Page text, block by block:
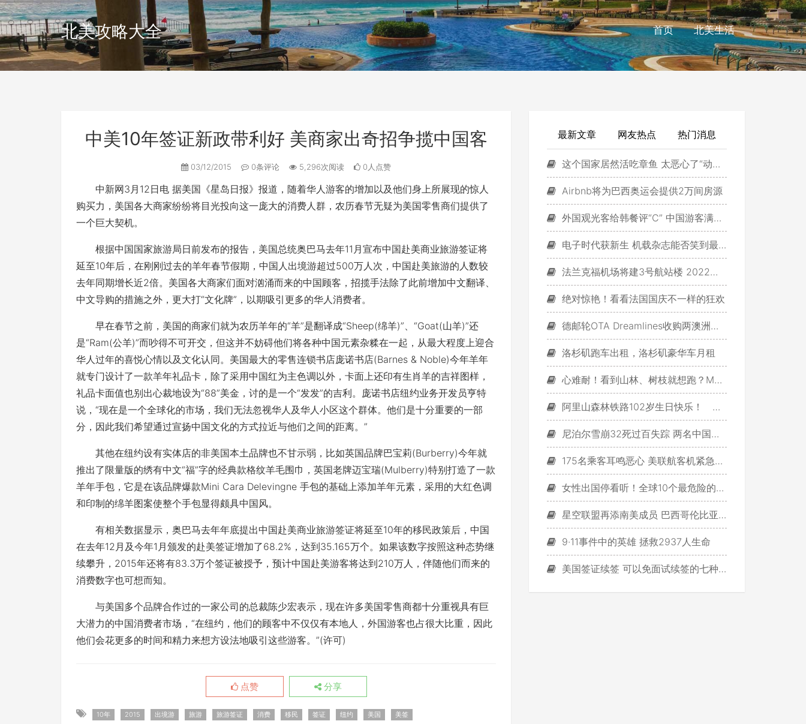
北美攻略大全 首页 北美生活
中美10年签证新政带利好 美商家出奇招争揽中国客
03/12/2015 0条评论 5,296次阅读 0人点赞
中新网3月12日电 据美国《星岛日报》报道，随着华人游客的增加以及他们身上所展现的惊人
购买力，美国各大商家纷纷将目光投向这一庞大的消费人群，农历春节无疑为美国零售商们提供了
一个巨大契机。
根据中国国家旅游局日前发布的报告，美国总统奥巴马去年11月宣布中国赴美商业旅游签证将
延至10年后，在刚刚过去的羊年春节假期，中国人出境游超过500万人次，中国赴美旅游的人数较
去年同期增长近2倍。美国各大商家们面对汹涌而来的中国顾客，招揽手法除了此前增加中文翻译、
中文导购的措施之外，更大打“文化牌”，以期吸引更多的华人消费者。
早在春节之前，美国的商家们就为农历羊年的“羊”是翻译成“Sheep(绵羊)”、“Goat(山羊)”还
是“Ram(公羊)”而吵得不可开交，但这并不妨碍他们将各种中国元素杂糅在一起，从最大程度上迎合
华人过年的喜悦心情以及文化认同。美国最大的零售连锁书店庞诺书店(Barnes & Noble)今年羊年
就专门设计了一款羊年礼品卡，除了采用中国红为主色调以外，卡面上还印有生肖羊的吉祥图样，
礼品卡面值也别出心裁地设为“88”美金，讨的是一个“发发”的吉利。庞诺书店纽约业务开发员亨特
说，“现在是一个全球化的市场，我们无法忽视华人及华人小区这个群体。他们是十分重要的一部
分，因此我们希望通过宣扬中国文化的方式拉近与他们之间的距离。”
其他在纽约设有实体店的非美国本土品牌也不甘示弱，比如英国品牌巴宝莉(Burberry)今年就
推出了限量版的绣有中文“福”字的经典款格纹羊毛围巾，英国老牌迈宝瑞(Mulberry)特别打造了一款
羊年手包，它是在该品牌爆款Mini Cara Delevingne 手包的基础上添加羊年元素，采用的大红色调
和印制的绵羊图案使整个手包显得颇具中国风。
有相关数据显示，奥巴马去年年底提出中国赴美商业旅游签证将延至10年的移民政策后，中国
在去年12月及今年1月颁发的赴美签证增加了68.2%，达到35.165万个。如果该数字按照这种态势继
续攀升，2015年还将有83.3万个签证被授予，预计中国赴美游客将达到210万人，伴随他们而来的
消费数字也可想而知。
与美国多个品牌合作过的一家公司的总裁陈少宏表示，现在许多美国零售商都十分重视具有巨
大潜力的中国消费者市场，“在纽约，他们的顾客中不仅仅有本地人，外国游客也占很大比重，因此
他们会花更多的时间和精力来想方设法地吸引这些游客。”(许可)
点赞 分享
10年 2015 出境游 旅游 旅游签证 消费 移民 签证 纽约 美国 美签
最新文章 网友热点 热门消息
这个国家居然活吃章鱼 太恶心了“动图”慎入
Airbnb将为巴西奥运会提供2万间房源
外国观光客给韩餐评“C” 中国游客满意度最低
电子时代获新生 机载杂志能否笑到最后？
法兰克福机场将建3号航站楼 2022年开放
绝对惊艳！看看法国国庆不一样的狂欢
德邮轮OTA Dreamlines收购两澳洲邮轮网站
洛杉矶跑车出租，洛杉矶豪华车月租
心难耐！看到山林、树枝就想跑？MERRELL揪野趣
阿里山森林铁路102岁生日快乐！ 蒸汽桧木老火车重现
尼泊尔雪崩32死过百失踪 两名中国香港游客冻伤
175名乘客耳鸣恶心 美联航客机紧急降落
女性出国停看听！全球10个最危险的旅游国家
星空联盟再添南美成员 巴西哥伦比亚今入盟
9·11事件中的英雄 拯救2937人生命
美国签证续签 可以免面试续签的七种签证类别